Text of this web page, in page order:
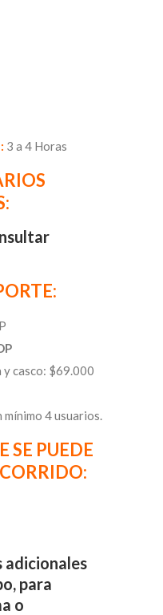
3 a 4 Horas
casco: $69.000
mínimo 4 usuarios.
SE PUEDE
adicionales
para
o